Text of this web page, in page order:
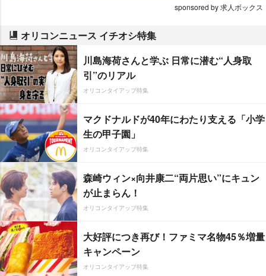
sponsored by 求人ボックス
オリコンニュース イチオシ特集
川島海荷さんと学ぶ 日常に潜む“人身取
引”のリアル
オリコンタイアップ特集
マクドナルドが40年にわたり支える「小学
生の甲子園」
オリコンタイアップ特集
森崎ウィン×向井康二“両片思い”にキュン
が止まらん！
オリコンタイアップ特集
大好評につき再び！ファミマ名物45％増量
キャンペーン
オリコンタイアップ特集